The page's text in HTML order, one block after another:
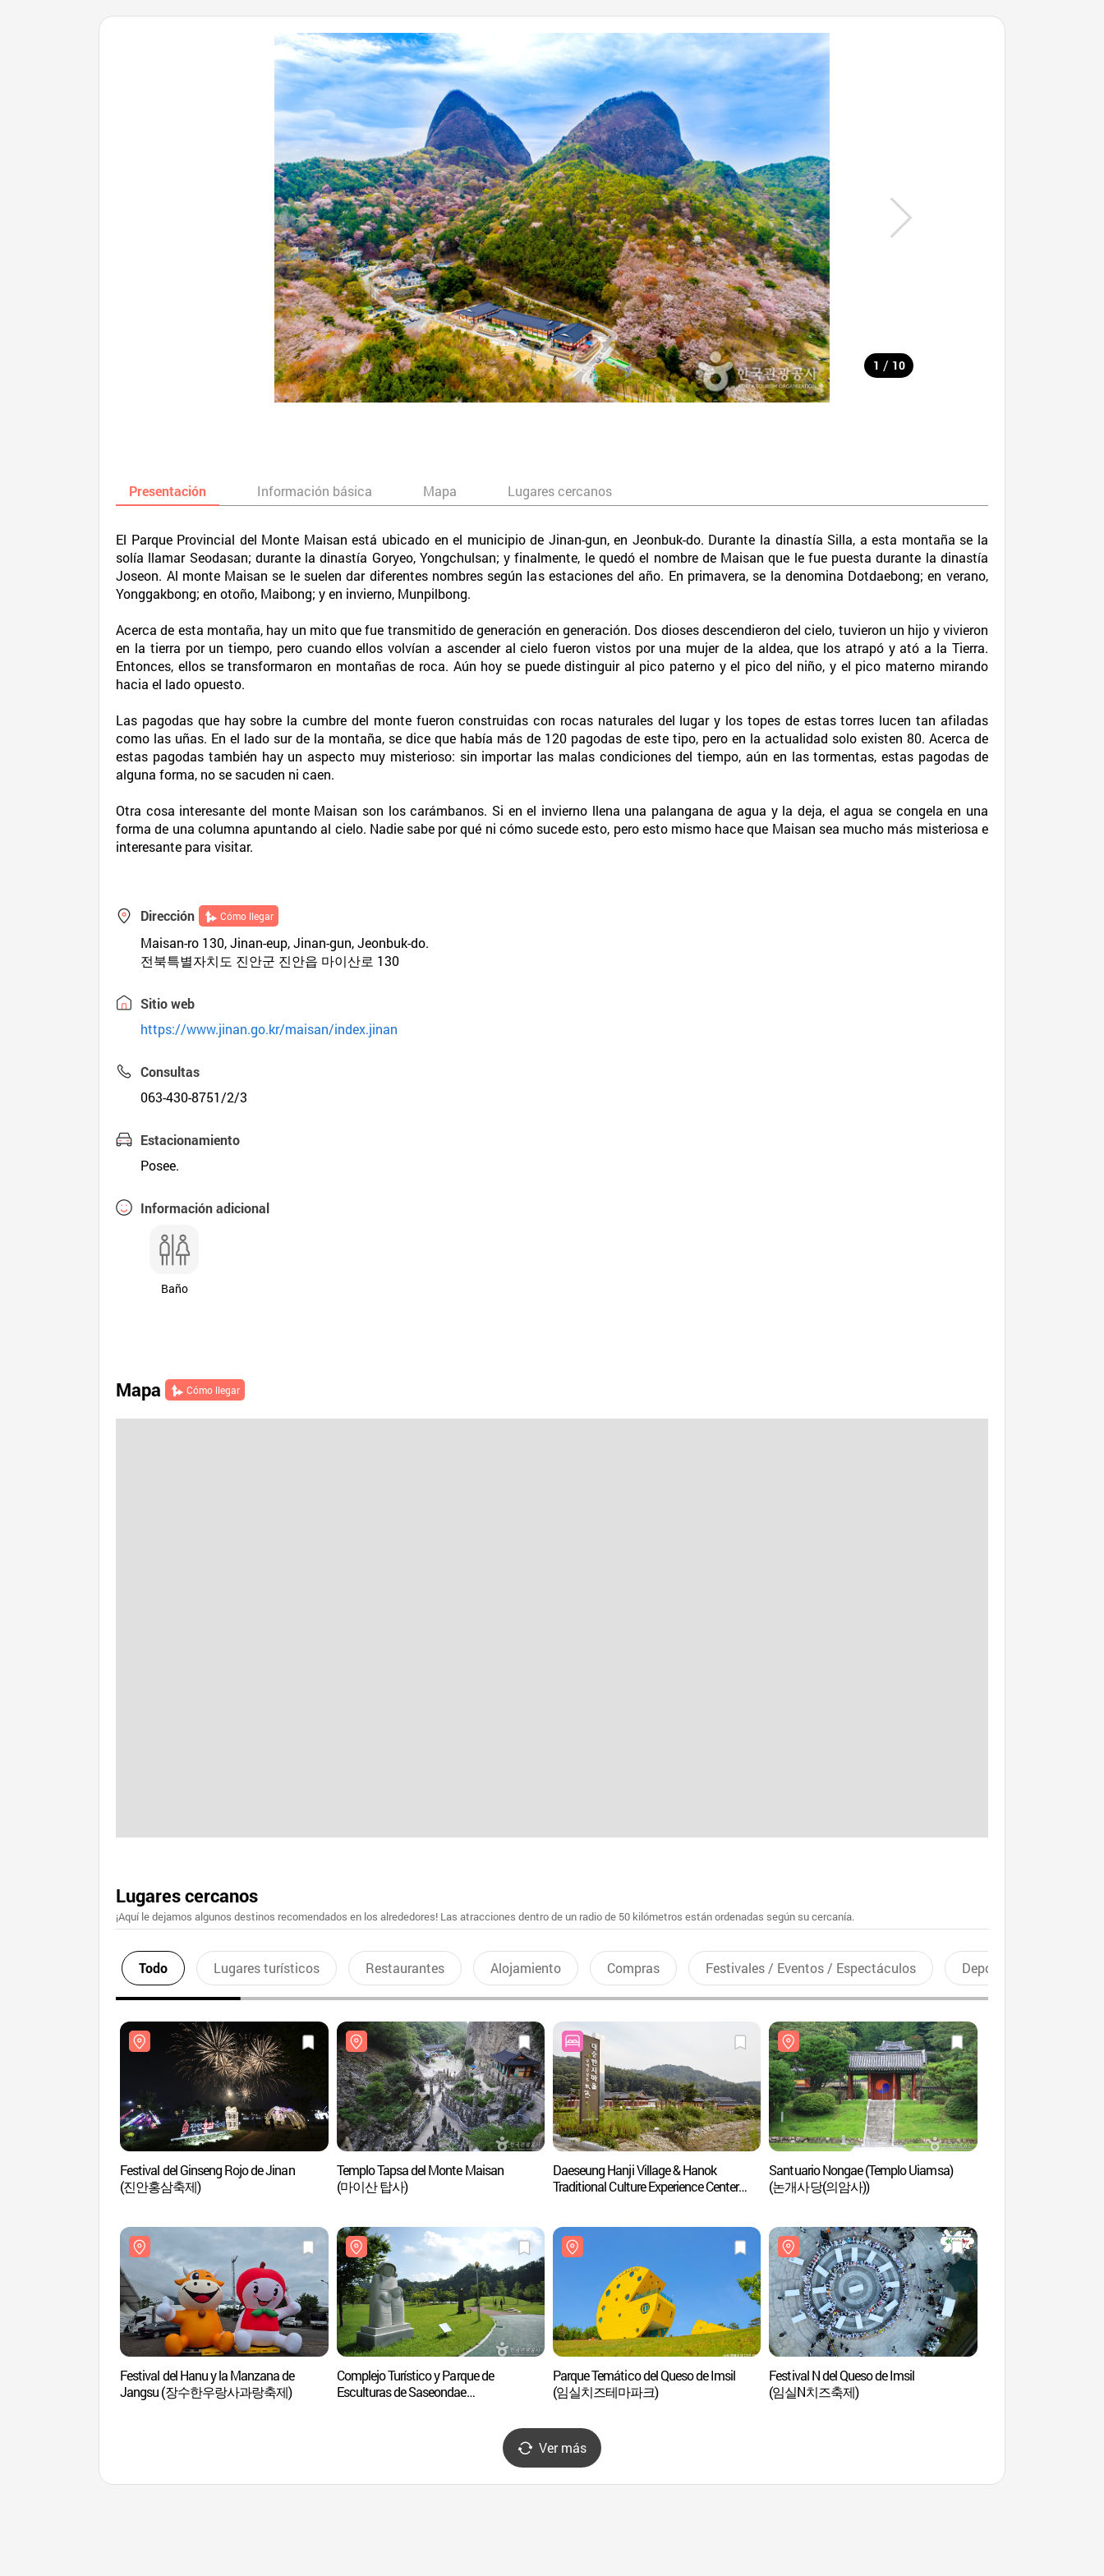
1 / 10
Presentación Información básica Mapa Lugares cercanos
El Parque Provincial del Monte Maisan está ubicado en el municipio de Jinan-gun, en Jeonbuk-do. Durante la dinastía Silla, a esta montaña se la
solía llamar Seodasan; durante la dinastía Goryeo, Yongchulsan; y finalmente, le quedó el nombre de Maisan que le fue puesta durante la dinastía
Joseon. Al monte Maisan se le suelen dar diferentes nombres según las estaciones del año. En primavera, se la denomina Dotdaebong; en verano,
Yonggakbong; en otoño, Maibong; y en invierno, Munpilbong.
Acerca de esta montaña, hay un mito que fue transmitido de generación en generación. Dos dioses descendieron del cielo, tuvieron un hijo y vivieron
en la tierra por un tiempo, pero cuando ellos volvían a ascender al cielo fueron vistos por una mujer de la aldea, que los atrapó y ató a la Tierra.
Entonces, ellos se transformaron en montañas de roca. Aún hoy se puede distinguir al pico paterno y el pico del niño, y el pico materno mirando
hacia el lado opuesto.
Las pagodas que hay sobre la cumbre del monte fueron construidas con rocas naturales del lugar y los topes de estas torres lucen tan afiladas
como las uñas. En el lado sur de la montaña, se dice que había más de 120 pagodas de este tipo, pero en la actualidad solo existen 80. Acerca de
estas pagodas también hay un aspecto muy misterioso: sin importar las malas condiciones del tiempo, aún en las tormentas, estas pagodas de
alguna forma, no se sacuden ni caen.
Otra cosa interesante del monte Maisan son los carámbanos. Si en el invierno llena una palangana de agua y la deja, el agua se congela en una
forma de una columna apuntando al cielo. Nadie sabe por qué ni cómo sucede esto, pero esto mismo hace que Maisan sea mucho más misteriosa e
interesante para visitar.
Dirección Cómo llegar
Maisan-ro 130, Jinan-eup, Jinan-gun, Jeonbuk-do.
전북특별자치도 진안군 진안읍 마이산로 130
Sitio web
https://www.jinan.go.kr/maisan/index.jinan
Consultas
063-430-8751/2/3
Estacionamiento
Posee.
Información adicional
Baño
Mapa Cómo llegar
Lugares cercanos
¡Aquí le dejamos algunos destinos recomendados en los alrededores! Las atracciones dentro de un radio de 50 kilómetros están ordenadas según su cercanía.
Todo Lugares turísticos Restaurantes Alojamiento Compras Festivales / Eventos / Espectáculos Deportes recreativos
Festival del Ginseng Rojo de Jinan
(진안홍삼축제)
Templo Tapsa del Monte Maisan
(마이산 탑사)
Daeseung Hanji Village & Hanok
Traditional Culture Experience Center
Santuario Nongae (Templo Uiamsa)
(논개사당(의암사))
Festival del Hanu y la Manzana de
Jangsu (장수한우랑사과랑축제)
Complejo Turístico y Parque de
Esculturas de Saseondae
Parque Temático del Queso de Imsil
(임실치즈테마파크)
Festival N del Queso de Imsil
(임실N치즈축제)
Ver más